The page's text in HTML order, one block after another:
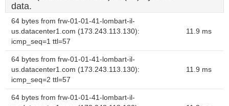
data.
64 bytes from frw-01-01-41-lombart-il-
us.datacenter1.com (173.243.113.130):
icmp_seq=1 ttl=57
11.9 ms
64 bytes from frw-01-01-41-lombart-il-
us.datacenter1.com (173.243.113.130):
icmp_seq=2 ttl=57
11.9 ms
64 bytes from frw-01-01-41-lombart-il-